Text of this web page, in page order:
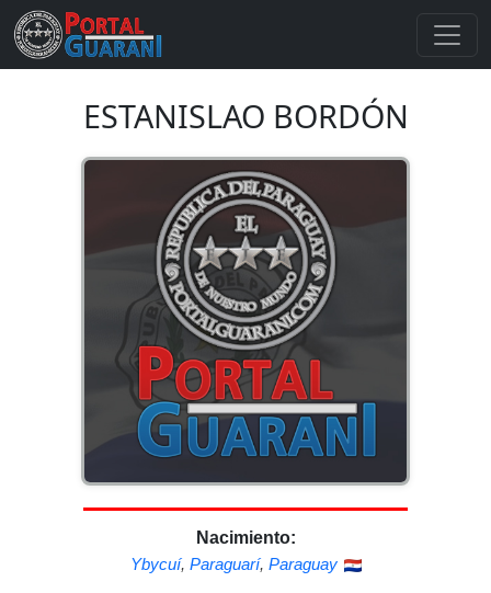
ESTANISLAO BORDÓN
Nacimiento:
Ybycuí, Paraguarí, Paraguay